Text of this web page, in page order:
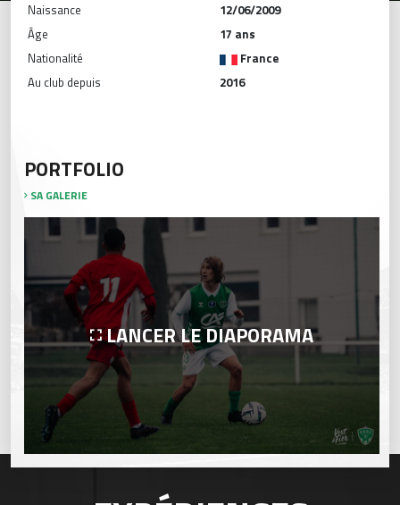
Naissance
12/06/2009
Âge
17 ans
Nationalité
France
Au club depuis
2016
PORTFOLIO
SA GALERIE
LANCER LE DIAPORAMA